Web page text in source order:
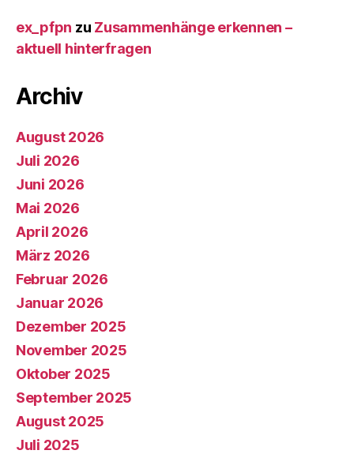
ex_pfpn zu Zusammenhänge erkennen –
aktuell hinterfragen
Archiv
August 2026
Juli 2026
Juni 2026
Mai 2026
April 2026
März 2026
Februar 2026
Januar 2026
Dezember 2025
November 2025
Oktober 2025
September 2025
August 2025
Juli 2025